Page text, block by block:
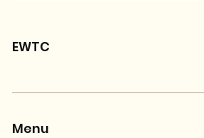
EWTC
Menu